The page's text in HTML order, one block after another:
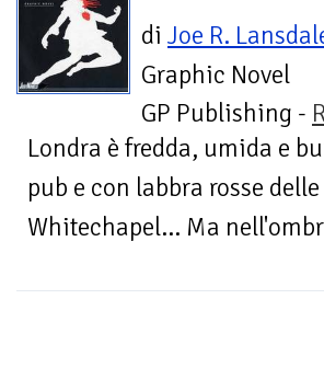
di Joe R.
Graphic Novel
GP Publishing -
Londra è fredda, umida e
pub e con labbra rosse
Whitechapel… Ma